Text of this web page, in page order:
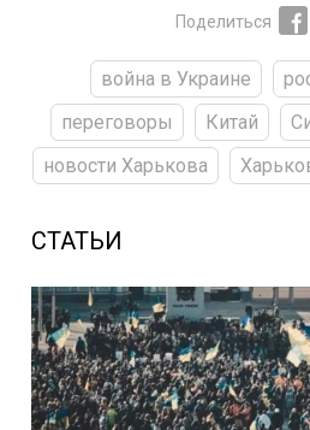
Поделиться
война в Украине
переговоры
Китай
новости Харькова
СТАТЬИ